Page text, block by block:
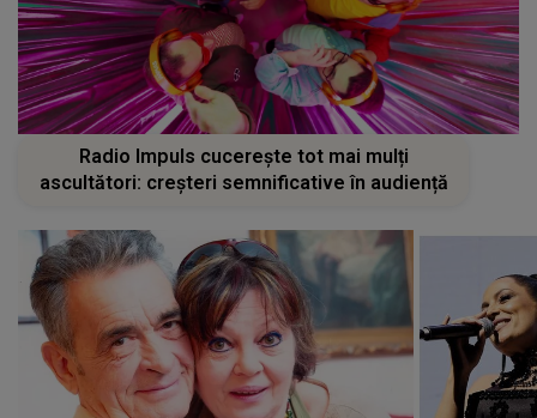
Radio Impuls cucerește tot mai mulți
ascultători: creșteri semnificative în audiență